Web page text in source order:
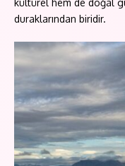
duraklarından biridir.